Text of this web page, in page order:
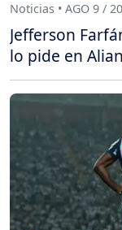
Noticias • AGO 9 /
Jefferson
lo pide en